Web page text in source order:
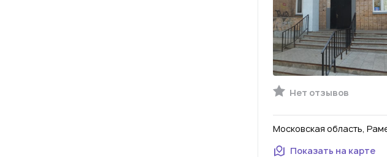
Нет отзывов
Московская область,
Показать на карте